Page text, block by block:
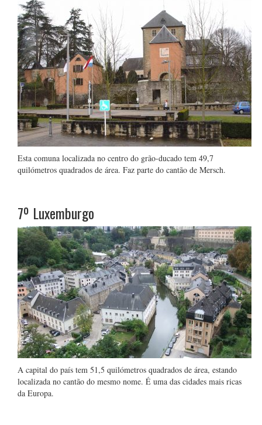
Esta comuna localizada no centro do grão-ducado tem 49,7
quilómetros quadrados de área. Faz parte do cantão de Mersch.
7º Luxemburgo
A capital do país tem 51,5 quilómetros quadrados de área, estando
localizada no cantão do mesmo nome. É uma das cidades mais ricas
da Europa.